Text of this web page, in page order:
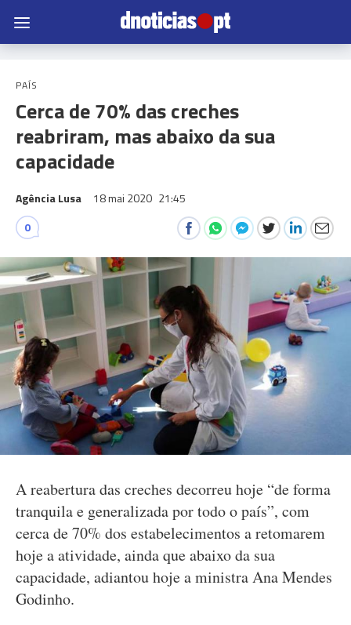
PAÍS
Cerca de 70% das creches
reabriram, mas abaixo da sua
capacidade
Agência Lusa 18 mai 2020 21:45
0
A reabertura das creches decorreu hoje “de forma
tranquila e generalizada por todo o país”, com
cerca de 70% dos estabelecimentos a retomarem
hoje a atividade, ainda que abaixo da sua
capacidade, adiantou hoje a ministra Ana Mendes
Godinho.